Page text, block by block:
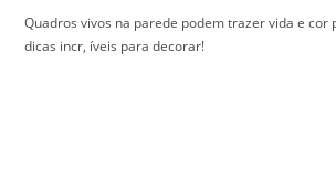
Quadros vivos na parede podem trazer vida e cor
dicas incr, íveis para decorar!